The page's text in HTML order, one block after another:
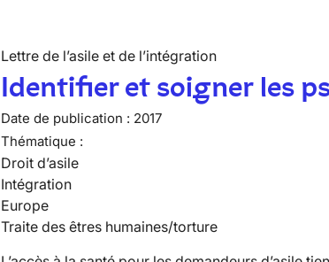
Lettre de l’asile et de l’intégration
Identifier et soigner les
Date de publication : 2017
Thématique :
Droit d’asile
Intégration
Europe
Traite des êtres humaines/torture